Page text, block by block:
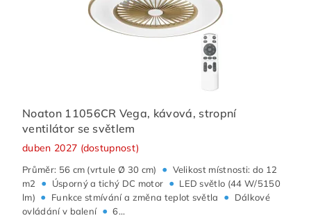
Noaton 11056CR Vega, kávová, stropní
ventilátor se světlem
duben 2027 (dostupnost)
Průměr: 56 cm (vrtule Ø 30 cm) • Velikost místnosti: do 12
m2
• Úsporný a tichý DC motor • LED světlo (44 W/5150
lm) • Funkce stmívání a změna teplot světla •
Dálkové
ovládání v balení • 6...